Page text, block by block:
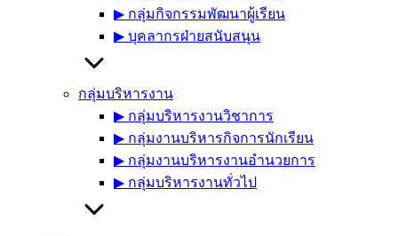
▶︎ กลุ่มกิจกรรมพัฒนาผู้เรียน
▶︎ บุคลากรฝ่ายสนับสนุน
กลุ่มบริหารงาน
▶︎ กลุ่มบริหารงานวิชาการ
▶︎ กลุ่มงานบริหารกิจการนักเรียน
▶︎ กลุ่มงานบริหารงานอำนวยการ
▶︎ กลุ่มบริหารงานทั่วไป